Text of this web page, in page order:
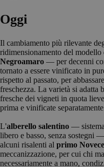
Oggi
Il cambiamento più rilevante
ridimensionamento del
Negroamaro — per decenni
tornato a essere vinificato in
rispetto al passato, per
freschezza. La varietà si adatta
fresche dei vigneti in quota
prima e vinificate
L'alberello salentino —
libero e basso, senza sostegni
alcuni risalenti al primo
meccanizzazione, per cui chi
necessariamente a mano,